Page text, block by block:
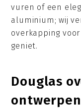
vuren of een
aluminium; wij
overkapping
geniet.
Douglas
ontwerpen